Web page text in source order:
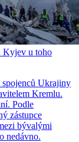
Kyjev u toho
Ukrajiny
Kremlu.
Podle
zástupce
bývalými
nedávno.